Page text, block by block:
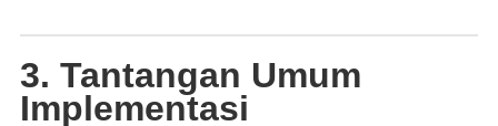
3. Tantangan Umum
Implementasi